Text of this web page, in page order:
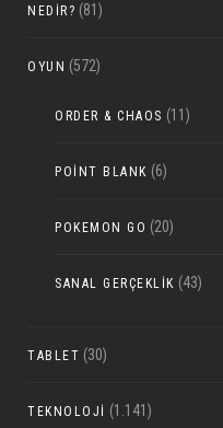
NEDIR? (81)
OYUN (572)
ORDER & CHAOS (11)
POINT BLANK (6)
POKEMON GO (20)
SANAL GERÇEKLIK (43)
TABLET (30)
TEKNOLOJI (1.141)